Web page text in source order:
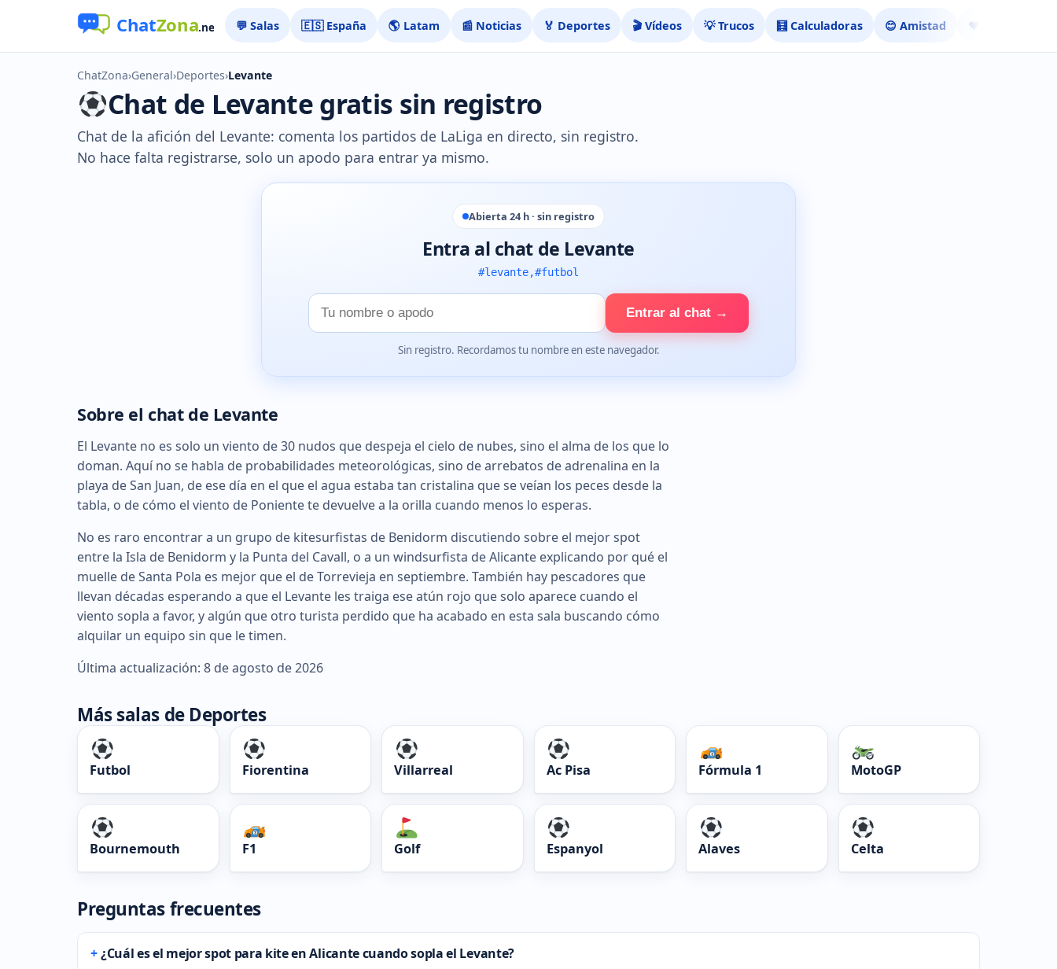
💬 Salas 🇪🇸 España 🌎 Latam 📰 Noticias 🏅 Deportes 🎬 Vídeos 💡 Trucos 🧮 Calculadoras 😊 Amistad ❤️ Ligar
ChatZona›General›Deportes›Levante
Chat de Levante gratis sin registro
Chat de la afición del Levante: comenta los partidos de LaLiga en directo, sin registro.
No hace falta registrarse, solo un apodo para entrar ya mismo.
Abierta 24 h · sin registro
Entra al chat de Levante
#levante,#futbol
Tu
nombre
Entrar al chat →
Sin registro. Recordamos tu nombre en este navegador.
Sobre el chat de Levante
El Levante no es solo un viento de 30 nudos que despeja el cielo de nubes, sino el alma de los que lo
doman. Aquí no se habla de probabilidades meteorológicas, sino de arrebatos de adrenalina en la
playa de San Juan, de ese día en el que el agua estaba tan cristalina que se veían los peces desde la
tabla, o de cómo el viento de Poniente te devuelve a la orilla cuando menos lo esperas.
No es raro encontrar a un grupo de kitesurfistas de Benidorm discutiendo sobre el mejor spot
entre la Isla de Benidorm y la Punta del Cavall, o a un windsurfista de Alicante explicando por qué el
muelle de Santa Pola es mejor que el de Torrevieja en septiembre. También hay pescadores que
llevan décadas esperando a que el Levante les traiga ese atún rojo que solo aparece cuando el
viento sopla a favor, y algún que otro turista perdido que ha acabado en esta sala buscando cómo
alquilar un equipo sin que le timen.
Última actualización: 8 de agosto de 2026
Más salas de Deportes
Futbol Fiorentina Villarreal Ac Pisa Fórmula 1 MotoGP
Bournemouth F1 Golf Espanyol Alaves Celta
Preguntas frecuentes
¿Cuál es el mejor spot para kite en Alicante cuando sopla el Levante?